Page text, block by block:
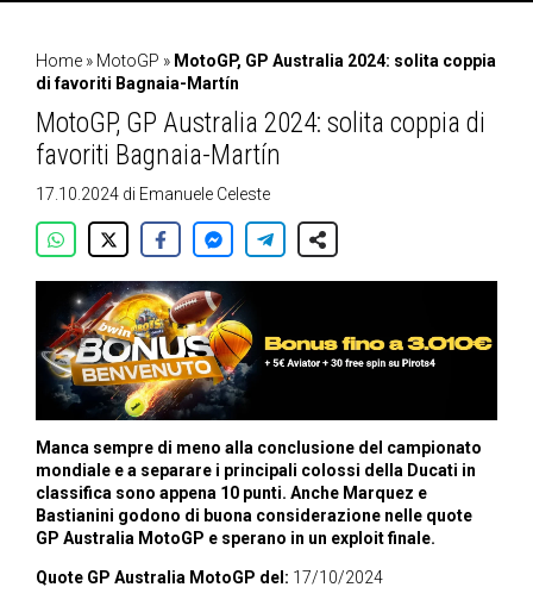
Home » MotoGP » MotoGP, GP Australia 2024: solita coppia
di favoriti Bagnaia-Martín
MotoGP, GP Australia 2024: solita coppia di
favoriti Bagnaia-Martín
17.10.2024 di Emanuele Celeste
Manca sempre di meno alla conclusione del campionato
mondiale e a separare i principali colossi della Ducati in
classifica sono appena 10 punti. Anche Marquez e
Bastianini godono di buona considerazione nelle quote
GP Australia MotoGP e sperano in un exploit finale.
Quote GP Australia MotoGP del: 17/10/2024